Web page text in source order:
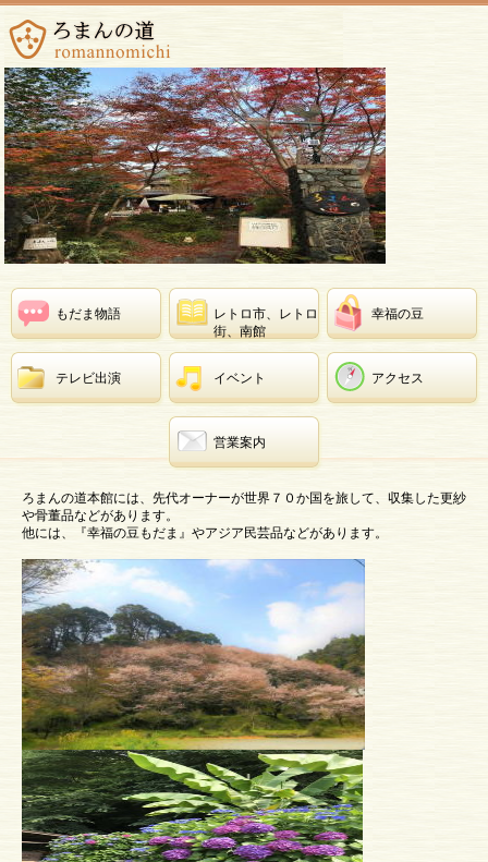
もだま物語
レトロ市、レトロ
街、南館
幸福の豆
テレビ出演 イベント アクセス
営業案内
ろまんの道本館には、先代オーナーが世界７０か国を旅して、収集した更紗
や骨董品などがあります。
他には、『幸福の豆もだま』やアジア民芸品などがあります。